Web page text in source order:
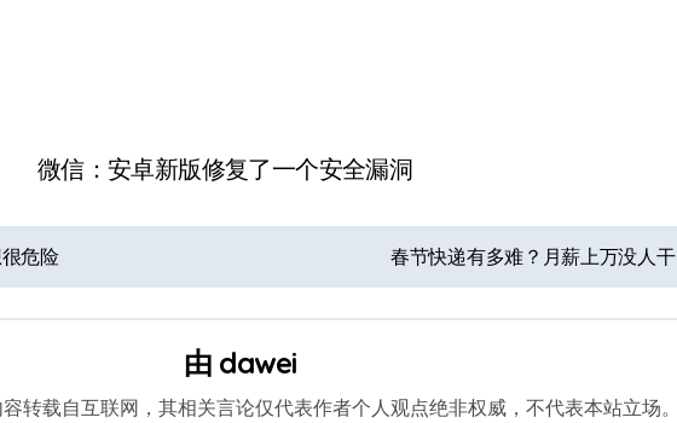
危险 春节快递有多难？月薪上万没人干
由 dawei
容转载自互联网，其相关言论仅代表作者个人观点绝非权威，不代表本站立场。